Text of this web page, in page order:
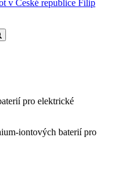
v České republice Filip
iontových baterií pro